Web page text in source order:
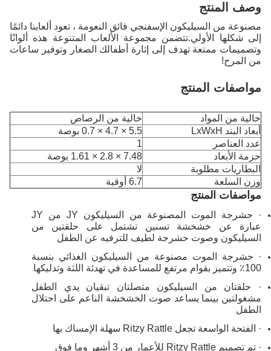
وصف المنتج
مصنوعة من السيليكون الإسفنجي فائق النعومة ، تعود ألعابنا دائمًا
إلى شكلها الأولي.تتضمن مجموعة الألعاب المتنوعة هذه ألوانًا
وتصميمات ممتعة تهدف إلى إثارة أطفالك الصغار وتوفير ساعات
من المرح!
مواصفات المنتج
خالية من المواد
خالية من الرصاص
أبعاد البند LxWxH
5.5 × 4.7 × 0.7 بوصة
عدد العناصر
1
حزمة الأبعاد
7.48 × 2.8 × 1.61 بوصة
البطاريات مطلوبة
لا
وزن السلعة
6.7 أوقية
مواصفات المنتج
· حشرجة الموت المصنوعة من السيليكون JY من JY
عبارة عن خشخشة تسنين تشتمل على حلقتين من
السيليكون وصوت حشرجة لطيف للترفيه عن الطفل
· حشرجة الموت مصنوعة من السيليكون الغذائي بنسبة
100٪ وتتميز بقوام مرتفع للمساعدة في تهدئة اللثة وتدليكها
· حلقتان من السيليكون متصلتان تبقيان يدي الطفل
مشغولتين بينما يساعد صوت الخشخشة الناعم على احتلال
الطفل
· الفتحة الواسعة تجعل Ritzy Rattle سهلة الإمساك بها
· تم تصميم Ritzy Rattle للأعمار من 3 أشهر وما فوق